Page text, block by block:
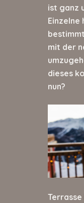
ist ganz
mit der
dieses
nun?
Terrasse